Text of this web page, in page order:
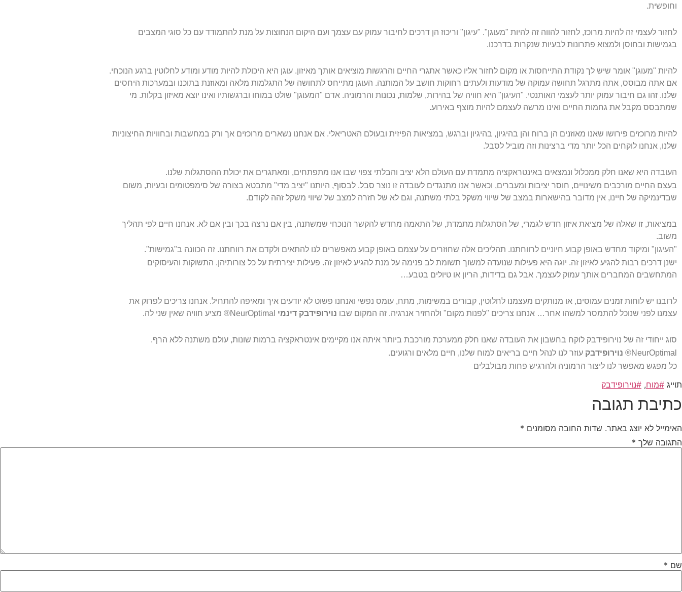
וחופשית.
לחזור לעצמי זה להיות מרוכז, לחזור להווה זה להיות "מעוגן". "עיגון" וריכוז הן דרכים לחיבור עמוק עם עצמך ועם היקום הנחוצות על מנת להתמודד עם כל סוגי המצבים
בגמישות ובחוסן ולמצוא פתרונות לבעיות שנקרות בדרכנו.
להיות "מעוגן" אומר שיש לך נקודת התייחסות או מקום לחזור אליו כאשר אתגרי החיים והרגשות מוציאים אותך מאיזון. עוגן היא היכולת להיות מודע ומודע לחלוטין ברגע הנוכחי.
אם אתה מבוסס, אתה מתרגל תחושה עמוקה של מודעות ולעתים רחוקות חושב על המותנה. העוגן מתייחס לתחושה של התגלמות מלאה ומאוזנת בתוכנו ובמערכות היחסים
שלנו. זהו גם חיבור עמוק יותר לעצמי האותנטי. "העיגון" היא חוויה של בהירות, שלמות, נכונות והרמוניה. אדם "המעוגן" שולט במוחו וברגשותיו ואינו יוצא מאיזון בקלות. מי
שמתבסס מקבל את גחמות החיים ואינו מרשה לעצמם להיות מוצף באירוע.
להיות מרוכזים פירושו שאנו מאוזנים הן ברוח והן בהיגיון, בהיגיון וברגש, במציאות הפיזית ובעולם האטריאלי. אם אנחנו נשארים מרוכזים אך ורק במחשבות ובחוויות החיצוניות
שלנו, אנחנו לוקחים הכל יותר מדי ברצינות וזה מוביל לסבל.
העובדה היא שאנו חלק ממכלול ונמצאים באינטראקציה מתמדת עם העולם הלא יציב והבלתי צפוי שבו אנו מתפתחים, ומאתגרים את יכולת ההסתגלות שלנו.
בעצם החיים מורכבים משינויים, חוסר יציבות ומעברים, וכאשר אנו מתנגדים לעובדה זו נוצר סבל. לבסוף, היותנו "יציב מדי" מתבטא בצורה של סימפטומים ובעיות, משום
שבדינמיקה של חיינו, אין מדובר בהישארות במצב של שיווי משקל בלתי משתנה, וגם לא של חזרה למצב של שיווי משקל זהה לקודם.
במציאות, זו שאלה של מציאת איזון חדש לגמרי, של הסתגלות מתמדת, של התאמה מחדש להקשר הנוכחי שמשתנה, בין אם נרצה בכך ובין אם לא. אנחנו חיים לפי תהליך
משוב.
"העיגון" ומיקוד מחדש באופן קבוע חיוניים לרווחתנו. תהליכים אלה שחוזרים על עצמם באופן קבוע מאפשרים לנו להתאים ולקדם את רווחתנו. זה הכוונה ב"גמישות".
ישנן דרכים רבות להגיע לאיזון זה. יוגה היא פעילות שנועדה למשוך תשומת לב פנימה על מנת להגיע לאיזון זה. פעילות יצירתית על כל צורותיהן. התשוקות והעיסוקים
המתחשבים המחברים אותך עמוק לעצמך. אבל גם בדידות, הריון או טיולים בטבע…
לרובנו יש לוחות זמנים עמוסים, או מנותקים מעצמנו לחלוטין, קבורים במשימות, מתח, עומס נפשי ואנחנו פשוט לא יודעים איך ומאיפה להתחיל. אנחנו צריכים לפרוק את
עצמנו לפני שנוכל להתמסר למשהו אחר… אנחנו צריכים "לפנות מקום" ולהחזיר אנרגיה. זה המקום שבו נוירופידבק דינמי NeurOptimal® מציע חוויה שאין שני לה.
סוג ייחודי זה של נוירופידבק לוקח בחשבון את העובדה שאנו חלק ממערכת מורכבת ביותר איתה אנו מקיימים אינטראקציה ברמות שונות, עולם משתנה ללא הרף.
NeurOptimal®
נוירופידבק עוזר לנו לנהל חיים בריאים למוח שלנו, חיים מלאים ורגועים.
כל מפגש מאפשר לנו ליצור הרמוניה ולהרגיש פחות מבולבלים
תוייג #מוח, #נוירופידבק
כתיבת תגובה
האימייל לא יוצג באתר. שדות החובה מסומנים *
התגובה שלך *
שם *